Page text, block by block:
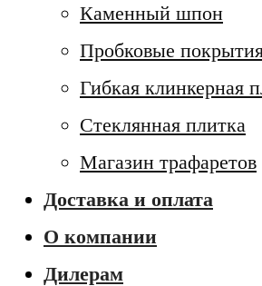
Каменный шпон
Пробковые
Гибкая клинкерная
Стеклянная плитка
Магазин трафаретов
Доставка и оплата
О компании
Дилерам